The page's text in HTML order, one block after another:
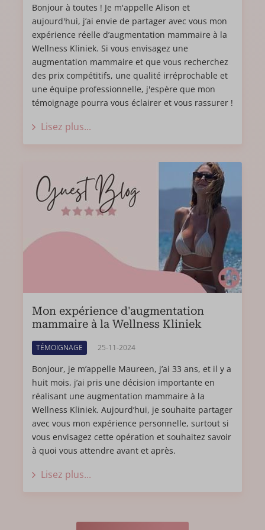
L'anesthésie fait son effet, ça y est.
Dans la salle de réveil, je grelotte, je claque des dents..
mais l'infirmière est là et rassurante. On me monte
dans ma chambre, bandage autour de mon buste,
c'est serré, je ne ressens pas encore de douleur. Je
tente de me réveiller doucement. Au bout de quelques
La route du retour fut très difficile tout comme les 10
premiers jours. La convalescence a été éprouvante
pour ma part, les nuits ont été difficiles à cause de la
douleur et du positionnement pour dormir. J’ai pris
quelques médicaments pour me soulager.
Au bout de 10 jours, cela devient plus confortable. Mais
je dors toujours avec mon coussin d’allaitement. J'ai
buste. Je persiste à le garder, je me persuade que c'est
pour mon bien, même si ça m'écrase et m'étouffe.
Quelques jours avant mon rendez-vous, le 9 mars, je
me rends chez mon médecin, afin qu'il me retire ce
bandage, j'en peux plus ! A première vue le résultat
n’est pas très beau, pas la forme, mais les cicatrices,
ma peau écrasée par le bandage et les croûtes de
sang. Je rentre chez moi, sans ce bandage écrasant.
Quelle délivrance ! Je rentre chez moi et me repose
Bonjour à toutes ! Je m'appelle Alison et
aujourd'hui, j’ai envie de partager avec vous mon
expérience réelle d’augmentation mammaire à la
Wellness Kliniek. Si vous envisagez une
augmentation mammaire et que vous recherchez
des prix compétitifs, une qualité irréprochable et
une équipe professionnelle, j'espère que mon
témoignage pourra vous éclairer et vous rassurer !
Lisez plus...
Mon expérience d'augmentation
mammaire à la Wellness Kliniek
TÉMOIGNAGE 25-11-2024
Bonjour, je m’appelle Maureen, j’ai 33 ans, et il y a
huit mois, j’ai pris une décision importante en
réalisant une augmentation mammaire à la
Wellness Kliniek. Aujourd’hui, je souhaite partager
avec vous mon expérience personnelle, surtout si
vous envisagez cette opération et souhaitez savoir
à quoi vous attendre avant et après.
Lisez plus...